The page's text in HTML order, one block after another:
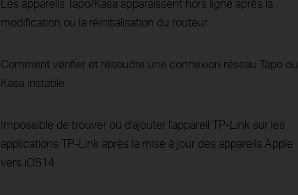
modification ou la réinitialisation du routeur
Comment vérifier et résoudre une connexion réseau Tapo ou
Kasa instable
Impossible de trouver ou d'ajouter l'appareil TP-Link sur les
applications TP-Link après la mise à jour des appareils Apple
vers iOS14